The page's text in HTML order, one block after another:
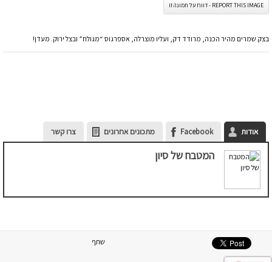
REPORT THIS IMAGE - דווח על תמונה זו
בצק שמרים מהיר הכנה, מרודד דק, ועליו מוצרלה, אספרגוס “מגולח” ובצל ירוק. מעדן!
אודות Facebook מתכונים אחרונים צרו קשר
המטבח של סיון
שתף